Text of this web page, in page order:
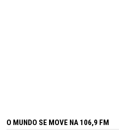
O MUNDO SE MOVE NA 106,9 FM